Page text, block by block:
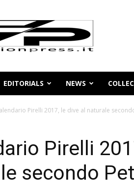
EDITORIALS NEWS
Pirelli 2017, le dive al naturale
Pirelli
secondo